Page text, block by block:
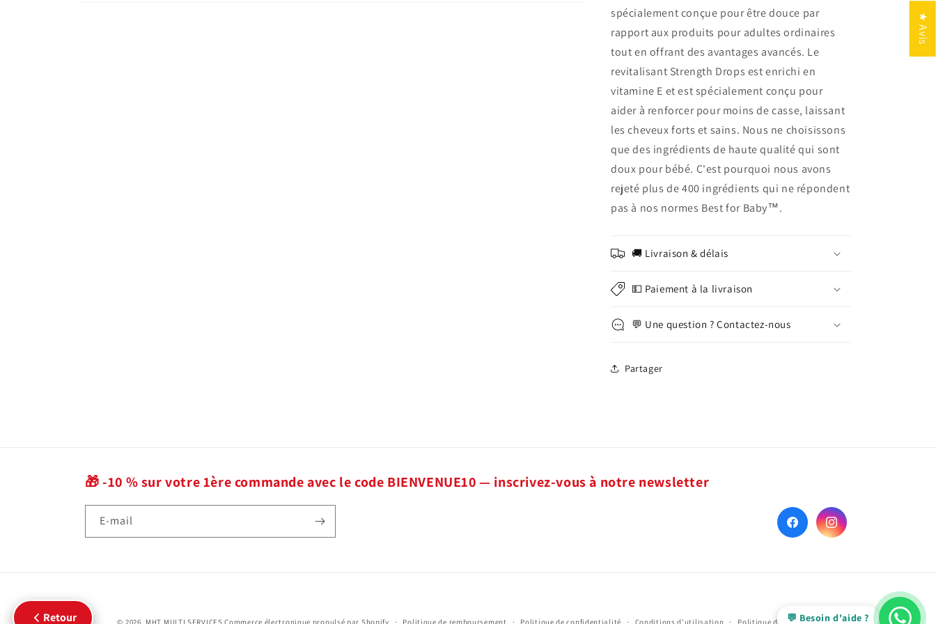
spécialement conçue pour être douce par
rapport aux produits pour adultes ordinaires
tout en offrant des avantages avancés. Le
revitalisant Strength Drops est enrichi en
vitamine E et est spécialement conçu pour
aider à renforcer pour moins de casse, laissant
les cheveux forts et sains. Nous ne choisissons
que des ingrédients de haute qualité qui sont
doux pour bébé. C'est pourquoi nous avons
rejeté plus de 400 ingrédients qui ne répondent
pas à nos normes Best for Baby™.
🚚 Livraison & délais
💵 Paiement à la livraison
💬 Une question ? Contactez-nous
Partager
🎁 -10 % sur votre 1ère commande avec le code BIENVENUE10 — inscrivez-vous à notre newsletter
E-mail
FacebookInstagram
© 2026, MHT MULTI SERVICES Commerce électronique propulsé par Shopify Politique de remboursement Politique de confidentialité Conditions d’utilisation Politique d’expédition💬 Besoin d'aide ?
Retour
★ Avis